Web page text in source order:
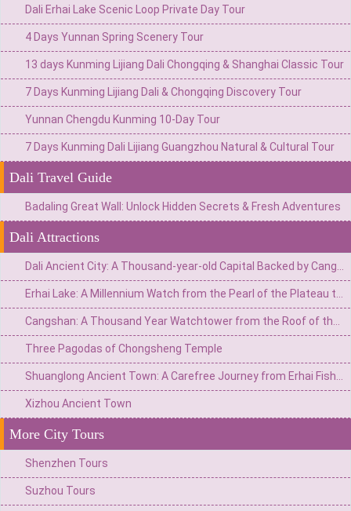
Dali Erhai Lake Scenic Loop Private Day Tour
4 Days Yunnan Spring Scenery Tour
13 days Kunming Lijiang Dali Chongqing & Shanghai Classic Tour
7 Days Kunming Lijiang Dali & Chongqing Discovery Tour
Yunnan Chengdu Kunming 10-Day Tour
7 Days Kunming Dali Lijiang Guangzhou Natural & Cultural Tour
Dali Travel Guide
Badaling Great Wall: Unlock Hidden Secrets & Fresh Adventures
Dali Attractions
Three Pagodas of Chongsheng Temple
Xizhou Ancient Town
More City Tours
Shenzhen Tours
Suzhou Tours